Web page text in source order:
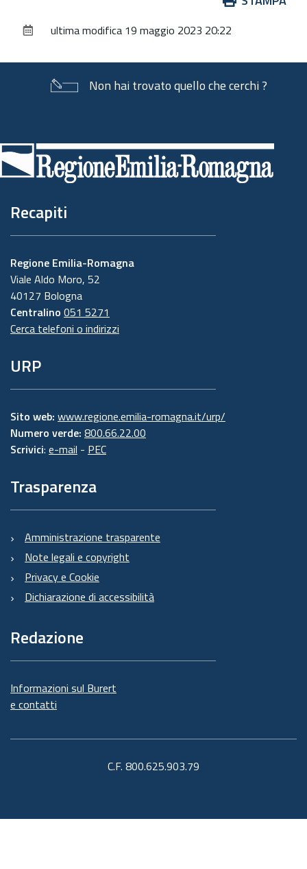
documentoultima modifica 19 maggio 2023 20:22
Non hai trovato quello che cerchi ?
di
pagina
Recapiti
Regione Emilia-Romagna
Viale Aldo Moro, 52
40127 Bologna
Centralino 051 5271
Cerca telefoni o indirizzi
URP
Sito web: www.regione.emilia-romagna.it/urp/
Numero verde: 800.66.22.00
Scrivici: e-mail - PEC
Trasparenza
Amministrazione trasparente
Note legali e copyright
Privacy e Cookie
Dichiarazione di accessibilità
Redazione
Informazioni sul Burert
e contatti
C.F. 800.625.903.79